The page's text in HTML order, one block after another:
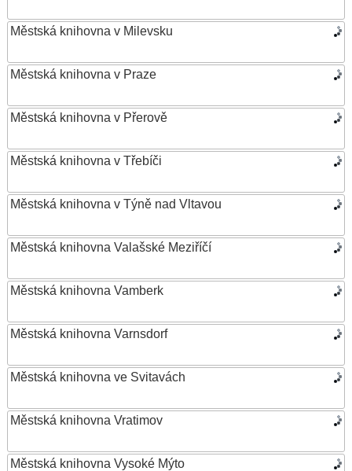
Městská knihovna v Milevsku
Městská knihovna v Praze
Městská knihovna v Přerově
Městská knihovna v Třebíči
Městská knihovna v Týně nad Vltavou
Městská knihovna Valašské Meziříčí
Městská knihovna Vamberk
Městská knihovna Varnsdorf
Městská knihovna ve Svitavách
Městská knihovna Vratimov
Městská knihovna Vysoké Mýto